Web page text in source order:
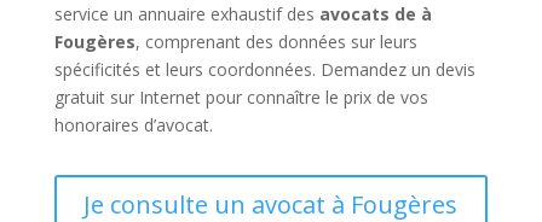
service un annuaire exhaustif des avocats de à
Fougères, comprenant des données sur leurs
spécificités et leurs coordonnées. Demandez un devis
gratuit sur Internet pour connaître le prix de vos
honoraires d’avocat.
Je consulte un avocat à Fougères